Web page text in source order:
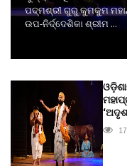
ପଦ୍ମଶ୍ରୀ ଗୁରୁ କୁମକୁମ
ଉପ-ନିର୍ଦ୍ଦେଶିକା ଶ୍ରୀମ ...